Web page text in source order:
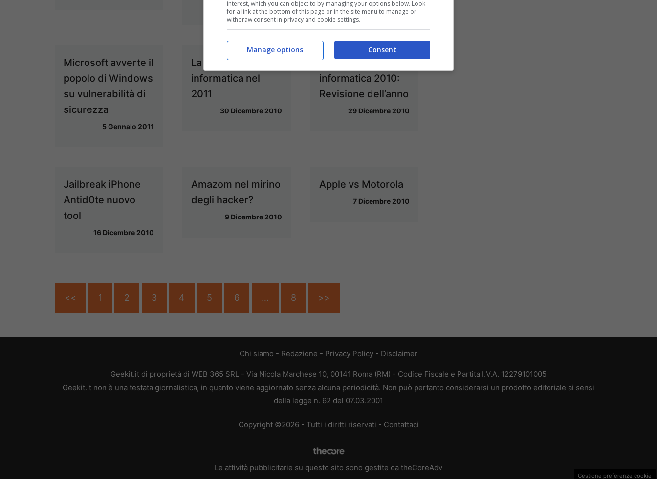
13 Gennaio 2011
Microsoft avverte il
popolo di Windows
su vulnerabilità di
sicurezza
5 Gennaio 2011
La sicurezza
informatica nel
2011
30 Dicembre 2010
Sicurezza
informatica 2010:
Revisione dell’anno
29 Dicembre 2010
Jailbreak iPhone
Antid0te nuovo
tool
16 Dicembre 2010
Amazom nel mirino
degli hacker?
9 Dicembre 2010
Apple vs Motorola
7 Dicembre 2010
<< 1 2 3 4 5 6 … 8 >>
Chi siamo - Redazione - Privacy Policy - Disclaimer
Geekit.it di proprietà di WEB 365 SRL - Via Nicola Marchese 10, 00141 Roma (RM) - Codice Fiscale e Partita I.V.A. 12279101005
Geekit.it non è una testata giornalistica, in quanto viene aggiornato senza alcuna periodicità. Non può pertanto considerarsi un prodotto editoriale ai sensi
della legge n. 62 del 07.03.2001
Copyright ©2026 - Tutti i diritti riservati - Contattaci
Le attività pubblicitarie su questo sito sono gestite da theCoreAdv
Gestione preferenze cookie
interest, which you can object to by managing your options below. Look
for a link at the bottom of this page or in the site menu to manage or
withdraw consent in privacy and cookie settings.
Consent
Manage options